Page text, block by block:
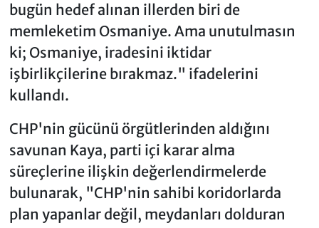
bugün hedef alınan illerden biri de
memleketim Osmaniye. Ama unutulmasın
ki; Osmaniye, iradesini iktidar
işbirlikçilerine bırakmaz." ifadelerini
kullandı.
CHP'nin gücünü örgütlerinden aldığını
savunan Kaya, parti içi karar alma
süreçlerine ilişkin değerlendirmelerde
bulunarak, "CHP'nin sahibi koridorlarda
plan yapanlar değil, meydanları dolduran